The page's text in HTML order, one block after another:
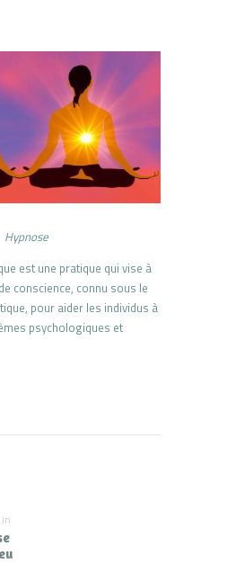
Hypnose
est une pratique qui vise à
conscience, connu sous le
pour aider les individus à
psychologiques et
in